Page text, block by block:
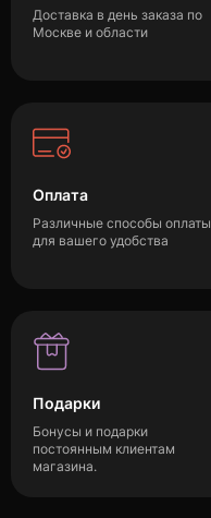
Доставка в день заказа по
Москве и области
Оплата
Различные способы оплаты
для вашего удобства
Подарки
Бонусы и подарки
постоянным клиентам
магазина.